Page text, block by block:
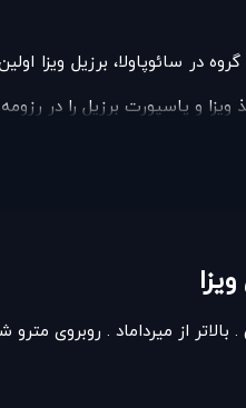
گروه در سائوپاولا، برزیل
و پاسپورت برزیل را در
از میرداماد . روبروی